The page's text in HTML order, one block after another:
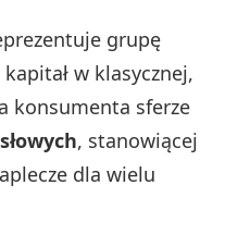
grupę
w klasycznej,
konsumenta sferze
, stanowiącej
dla wielu